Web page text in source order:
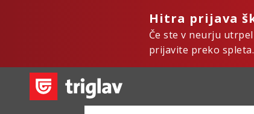
Hitra prijava
Če ste v neurju
prijavite preko spleta.